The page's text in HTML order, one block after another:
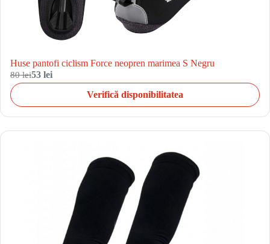
Huse pantofi ciclism Force neopren marimea S Negru
80 lei53 lei
Verifică disponibilitatea